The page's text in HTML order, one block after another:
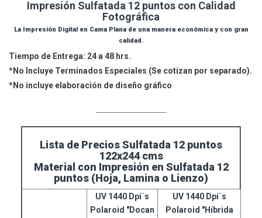
Impresión Sulfatada 12 puntos con Calidad
Fotográfica
La Impresión Digital en Cama Plana de una manera económica y con gran
calidad.
Tiempo de Entrega: 24 a 48 hrs.
*No Incluye Terminados Especiales (Se cotizan por separado).
*No incluye elaboración de diseño gráfico
Lista de Precios Sulfatada 12 puntos
122x244 cms
Material con Impresión en Sulfatada 12
puntos (Hoja, Lamina o Lienzo)
UV 1440 Dpi`s
Polaroid "Docan
UV 1440 Dpi`s
Polaroid "Híbrida